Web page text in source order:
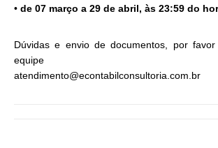
• de 07 março a 29 de abril, às 23:59 do
Dúvidas e envio de documentos, por
equipe
atendimento@econtabilconsultoria.com.br